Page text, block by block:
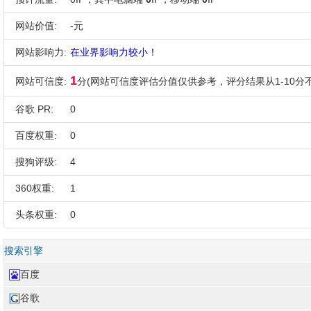
网站价值: -元
网站影响力: 在业界影响力较小！
网站可信度: 1分(网站可信度评估分值仅供参考，评分结果从1-10分
谷歌 PR: 0
百度权重: 0
搜狗评级: 4
360权重: 1
头条权重: 0
搜索引擎
百度
谷歌